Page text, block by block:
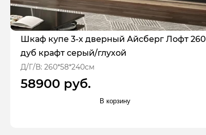
Шкаф купе 3-х дверный Айсберг Лофт 260
дуб крафт серый/глухой
Д/Г/В: 260*58*240см
58900 руб.
В корзину